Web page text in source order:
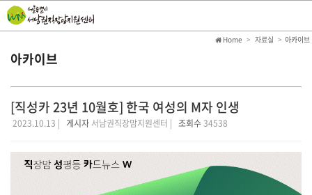
아카이브
Home 자료실 아카이브
[직성카 23년 10월호] 한국 여성의 M자 인생
2023.10.13 | 게시자 서남권직장맘지원센터 | 조회수34538